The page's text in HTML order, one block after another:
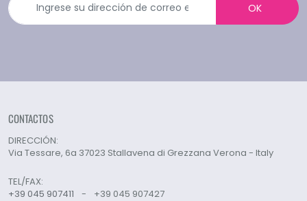
OK
CONTACTOS
DIRECCIÓN:
Via Tessare, 6a 37023 Stallavena di Grezzana Verona - Italy
TEL/FAX:
+39 045 907411
- +39 045 907427